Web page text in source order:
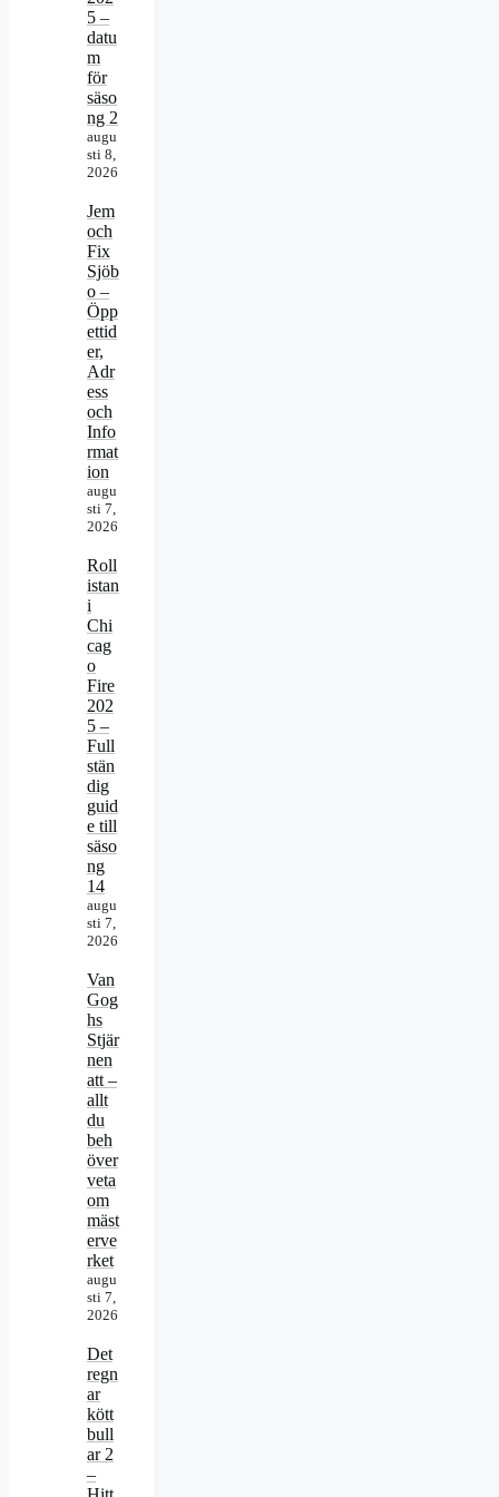
5 –
datu
m
för
säso
ng 2
augu
sti 8,
2026
Jem
och
Fix
Sjöb
o –
Öpp
ettid
er,
Adr
ess
och
Info
rmat
ion
augu
sti 7,
2026
Roll
istan
i
Chi
cag
o
Fire
202
5 –
Full
stän
dig
guid
e till
säso
ng
14
augu
sti 7,
2026
Van
Gog
hs
Stjär
nen
att –
allt
du
beh
över
veta
om
mäst
erve
rket
augu
sti 7,
2026
Det
regn
ar
kött
bull
ar 2
–